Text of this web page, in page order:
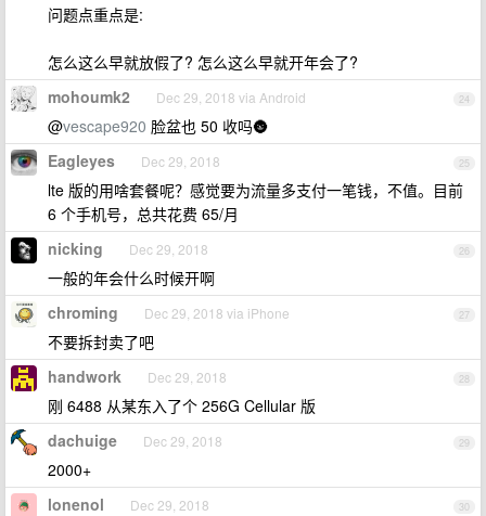
问题点重点是:
怎么这么早就放假了? 怎么这么早就开年会了?
24
mohoumk2 Dec 29, 2018 via Android
@vescape920 脸盆也 50 收吗🌚
25
Eagleyes Dec 29, 2018
lte 版的用啥套餐呢？感觉要为流量多支付一笔钱，不值。目前
6 个手机号，总共花费 65/月
26
nicking Dec 29, 2018
一般的年会什么时候开啊
27
chroming Dec 29, 2018 via iPhone
不要拆封卖了吧
28
handwork Dec 29, 2018
刚 6488 从某东入了个 256G Cellular 版
29
dachuige Dec 29, 2018
2000+
30
lonenol Dec 29, 2018